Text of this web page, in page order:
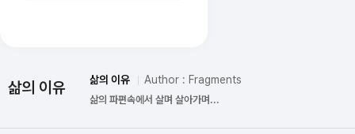
삶의 이유 삶의 이유 Author : Fragments
삶의 파편속에서 살며 살아가며...